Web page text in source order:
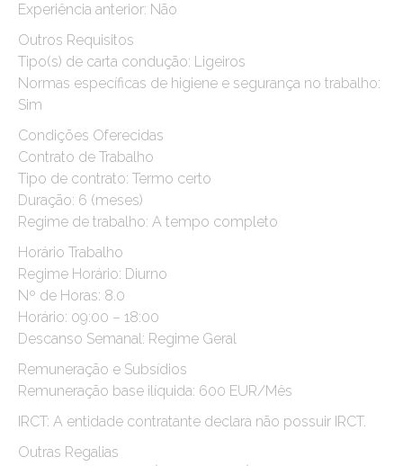
Experiência anterior: Não
Outros Requisitos
Tipo(s) de carta condução: Ligeiros
Normas específicas de higiene e segurança no trabalho:
Sim
Condições Oferecidas
Contrato de Trabalho
Tipo de contrato: Termo certo
Duração: 6 (meses)
Regime de trabalho: A tempo completo
Horário Trabalho
Regime Horário: Diurno
Nº de Horas: 8.0
Horário: 09:00 – 18:00
Descanso Semanal: Regime Geral
Remuneração e Subsídios
Remuneração base ilíquida: 600 EUR/Mês
IRCT: A entidade contratante declara não possuir IRCT.
Outras Regalias